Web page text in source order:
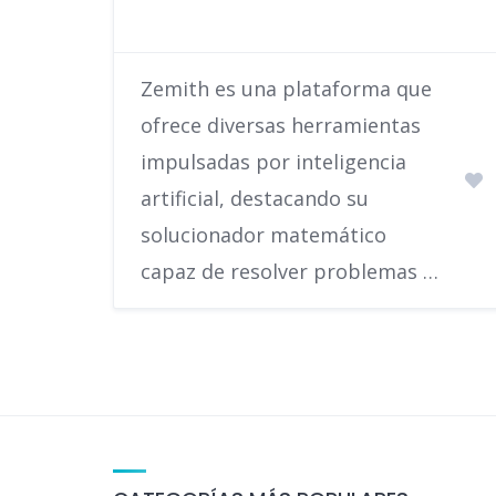
Zemith es una plataforma que
ofrece diversas herramientas
impulsadas por inteligencia
artificial, destacando su
solucionador matemático
capaz de resolver problemas …